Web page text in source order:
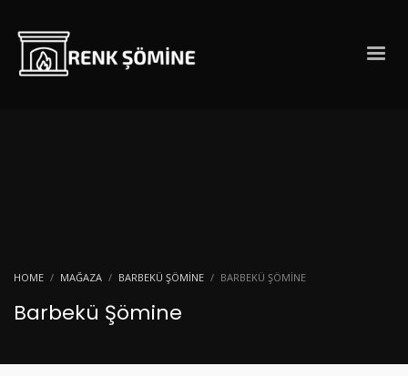
HOME MAĞAZA BARBEKÜ ŞÖMINE BARBEKÜ ŞÖMINE
Barbekü Şömine